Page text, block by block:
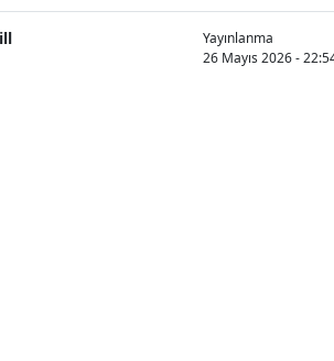
Yayınlanma
26 Mayıs 2026 -